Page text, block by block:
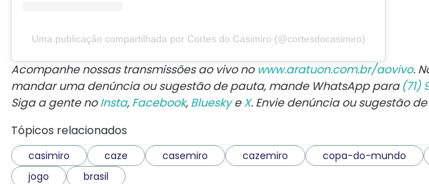
Uma publicação compartilhada por Cortes do Casimiro (@cortesdocasimiro)
Acompanhe nossas transmissões ao vivo no www.aratuon.com.br/aovivo.
mandar uma denúncia ou sugestão de pauta, mande WhatsApp para (71)
Siga a gente noInsta, Facebook, BlueskyeX. Envie denúncia ou sugestão
Tópicos relacionados
casimiro caze casemiro cazemiro copa-do-mundo
jogo
brasil